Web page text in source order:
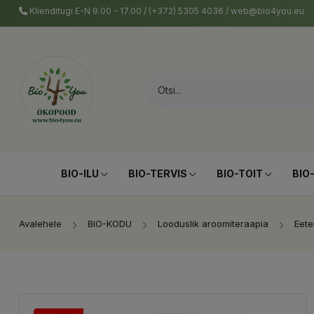
Klienditugi E-N 9.00 - 17.00 / (+372) 5305 4036 / web@bio4you.eu
BIO-ILU BIO-TERVIS BIO-TOIT
Avalehele BIO-KODU Looduslik aroomiteraapia